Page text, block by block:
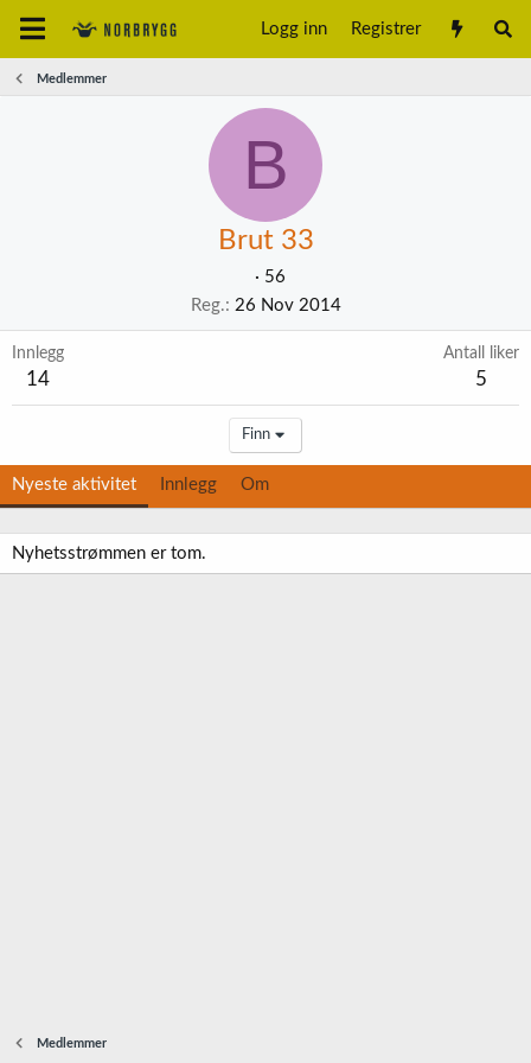
Logg inn Registrer
Medlemmer
B
Brut 33
· 56
Reg. 26 Nov 2014
Innlegg
14
Antall liker
5
Finn
Nyeste aktivitet Innlegg Om
Nyhetsstrømmen er tom.
Medlemmer